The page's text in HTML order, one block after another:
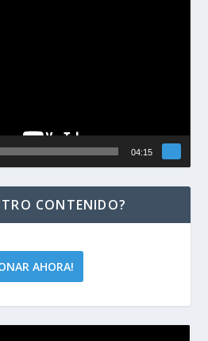
04:15
CONTENIDO?
AHORA!